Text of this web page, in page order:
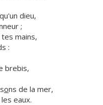
dieu,
;
mains,
:
brebis,
ons de la mer,
eaux.